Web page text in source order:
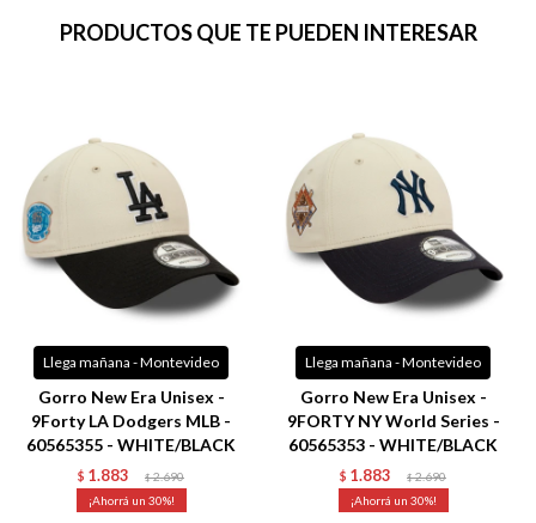
PRODUCTOS QUE TE PUEDEN INTERESAR
Llega mañana - Montevideo
Gorro New Era Unisex -
9Forty LA Dodgers MLB -
60565355 - WHITE/BLACK
$ 1.883 $ 2.690
30
Llega mañana - Montevideo
Gorro New Era Unisex -
9FORTY NY World Series -
60565353 - WHITE/BLACK
$ 1.883 $ 2.690
30